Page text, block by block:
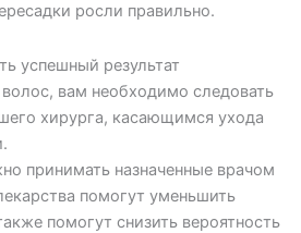
росли правильно.
успешный результат
вам необходимо следовать
хирурга, касающимся ухода
принимать назначенные врачом
помогут уменьшить
помогут снизить вероятность